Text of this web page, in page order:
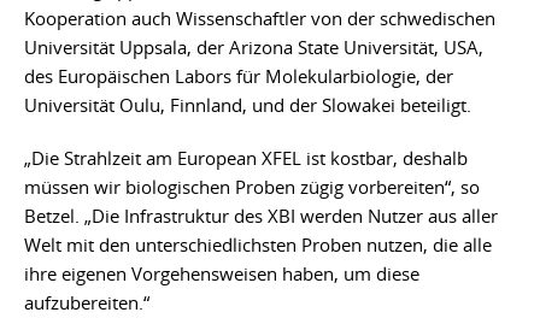
Kooperation auch Wissenschaftler von der schwedischen
Universität Uppsala, der Arizona State Universität, USA,
des Europäischen Labors für Molekularbiologie, der
Universität Oulu, Finnland, und der Slowakei beteiligt.
„Die Strahlzeit am European XFEL ist kostbar, deshalb
müssen wir biologischen Proben zügig vorbereiten“, so
Betzel. „Die Infrastruktur des XBI werden Nutzer aus aller
Welt mit den unterschiedlichsten Proben nutzen, die alle
ihre eigenen Vorgehensweisen haben, um diese
aufzubereiten.“